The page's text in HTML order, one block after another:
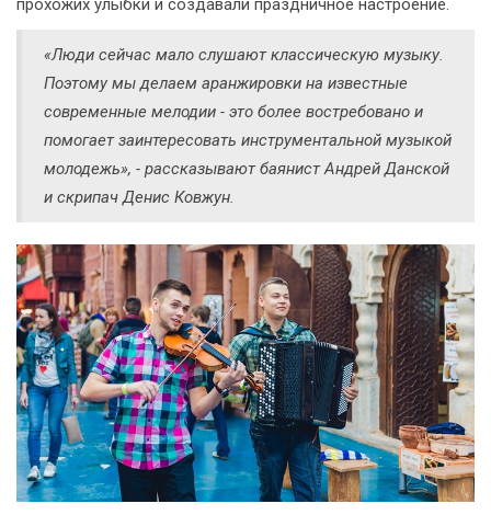
прохожих улыбки и создавали праздничное настроение.
«Люди сейчас мало слушают классическую музыку.
Поэтому мы делаем аранжировки на известные
современные мелодии - это более востребовано и
помогает заинтересовать инструментальной музыкой
молодежь», - рассказывают баянист Андрей Данской
и скрипач Денис Ковжун.